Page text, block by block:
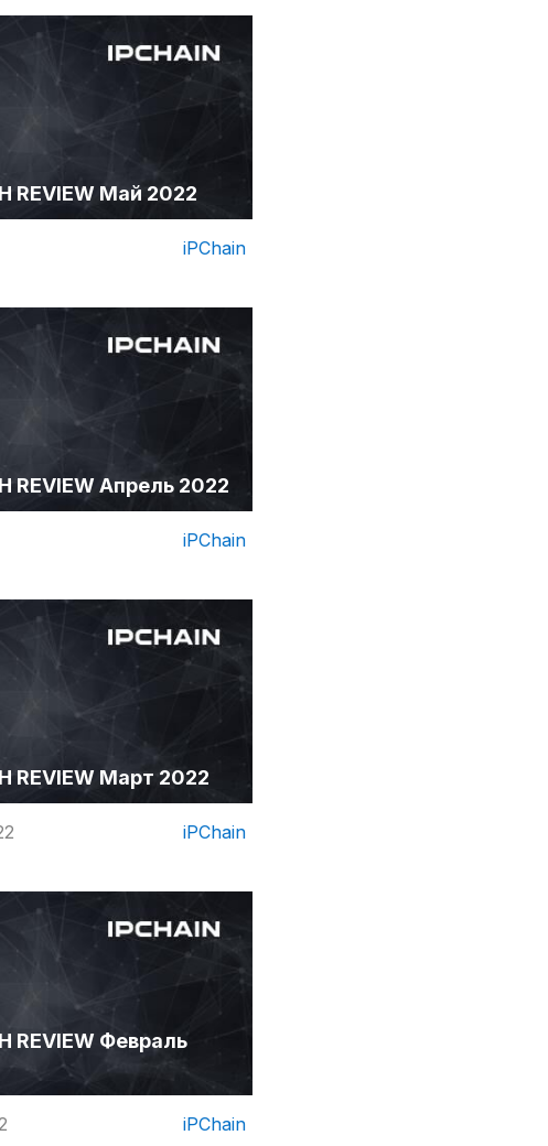
REVIEW Май 2022
iPChain
REVIEW Апрель 2022
iPChain
REVIEW Март 2022
iPChain
REVIEW Февраль
iPChain